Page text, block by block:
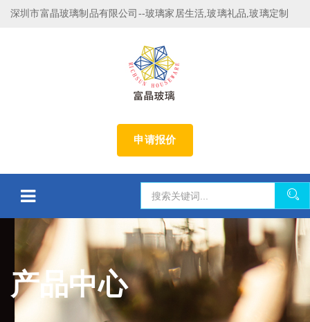
深圳市富晶玻璃制品有限公司--玻璃家居生活,玻璃礼品,玻璃定制
申请报价
产品中心